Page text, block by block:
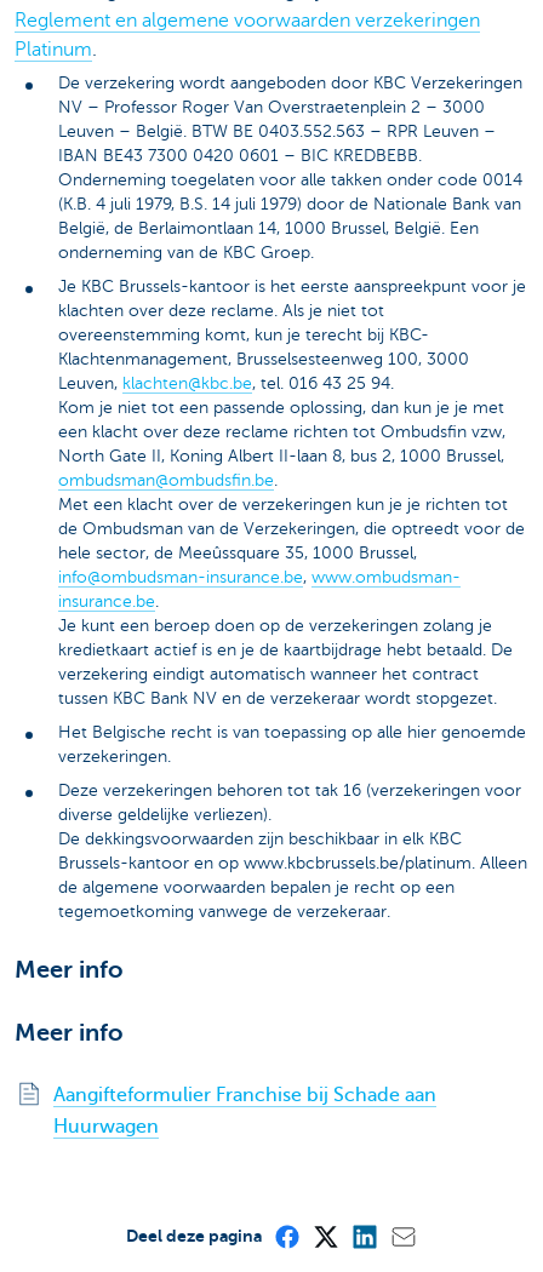
Reglement en algemene voorwaarden verzekeringen
Platinum.
De verzekering wordt aangeboden door KBC Verzekeringen
NV – Professor Roger Van Overstraetenplein 2 – 3000
Leuven – België. BTW BE 0403.552.563 – RPR Leuven –
IBAN BE43 7300 0420 0601 – BIC KREDBEBB.
Onderneming toegelaten voor alle takken onder code 0014
(K.B. 4 juli 1979, B.S. 14 juli 1979) door de Nationale Bank van
België, de Berlaimontlaan 14, 1000 Brussel, België. Een
onderneming van de KBC Groep.
Je KBC Brussels-kantoor is het eerste aanspreekpunt voor je
klachten over deze reclame. Als je niet tot
overeenstemming komt, kun je terecht bij KBC-
Klachtenmanagement, Brusselsesteenweg 100, 3000
Leuven, klachten@kbc.be, tel. 016 43 25 94.
Kom je niet tot een passende oplossing, dan kun je je met
een klacht over deze reclame richten tot Ombudsfin vzw,
North Gate II, Koning Albert II-laan 8, bus 2, 1000 Brussel,
ombudsman@ombudsfin.be.
Met een klacht over de verzekeringen kun je je richten tot
de Ombudsman van de Verzekeringen, die optreedt voor de
hele sector, de Meeûssquare 35, 1000 Brussel,
info@ombudsman-insurance.be, www.ombudsman-
insurance.be.
Je kunt een beroep doen op de verzekeringen zolang je
kredietkaart actief is en je de kaartbijdrage hebt betaald. De
verzekering eindigt automatisch wanneer het contract
tussen KBC Bank NV en de verzekeraar wordt stopgezet.
Het Belgische recht is van toepassing op alle hier genoemde
verzekeringen.
Deze verzekeringen behoren tot tak 16 (verzekeringen voor
diverse geldelijke verliezen).
De dekkingsvoorwaarden zijn beschikbaar in elk KBC
Brussels-kantoor en op www.kbcbrussels.be/platinum. Alleen
de algemene voorwaarden bepalen je recht op een
tegemoetkoming vanwege de verzekeraar.
Meer info
Meer info
Aangifteformulier Franchise bij Schade aan
Huurwagen
Deel deze pagina